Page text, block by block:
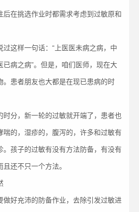
后在挑选作业时都需求考虑到过敏原和
这样一句话：“上医医未病之病，中
已病之病”。但是，咱们医师，现在大
。患者朋友也大都是在现已患病的时
时分，新一轮的过敏就开端了，患者也
喘的，湿疹的，腹泻的，许多和过敏有
。孩子的过敏有没有方法防备，有没有
还不只一个方法。
做好充沛的防备作业，去除引发过敏进